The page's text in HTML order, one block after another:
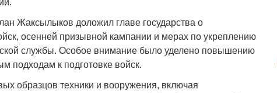
Жаксылыков доложил главе государства о
осенней призывной кампании и мерах по укреплению
службы. Особое внимание было уделено повышению
подходам к подготовке войск.
образцов техники и вооружения, включая
Война Миров